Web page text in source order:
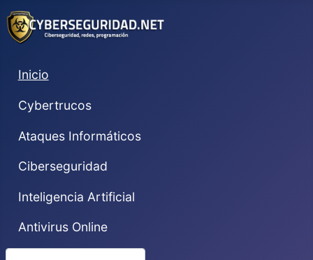
Inicio
Cybertrucos
Ataques Informáticos
Ciberseguridad
Inteligencia Artificial
Antivirus Online